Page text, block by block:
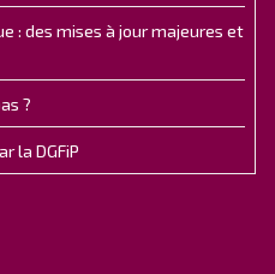
: des mises à jour majeures et
?
la DGFiP